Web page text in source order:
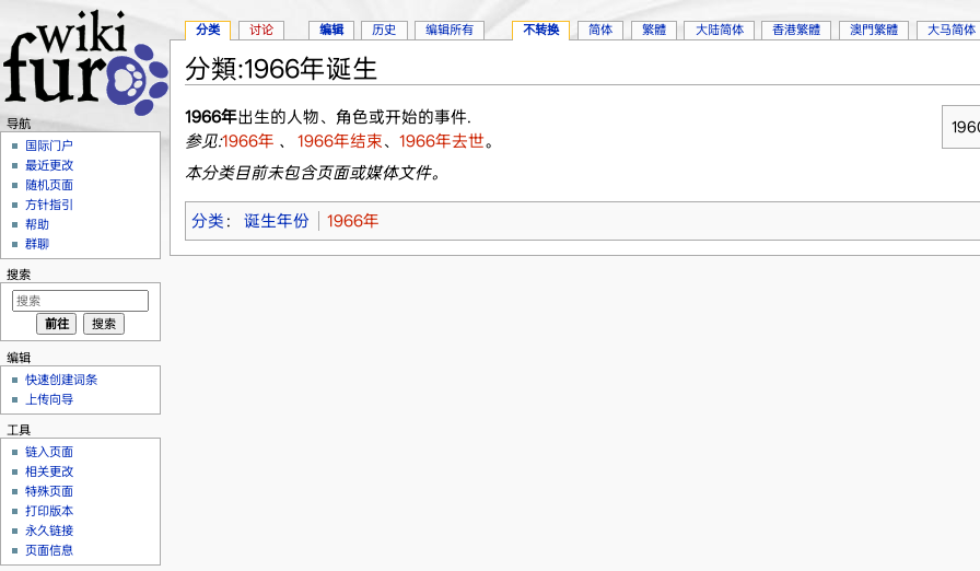
分類:1966年诞生
1966年出生的人物、角色或开始的事件.
参见:1966年 、 1966年结束、 1966年去世。
本分类目前未包含页面或媒体文件。
分类 ： 诞生年份 1966年
分类 讨论 编辑 历史 编辑所有 不转换 简体 繁體 大陆简体 香港繁體 澳門繁體 大马简体
导航
国际门户
最近更改
随机页面
方针指引
帮助
群聊
搜索
编辑
快速创建词条
上传向导
工具
链入页面
相关更改
特殊页面
打印版本
永久链接
页面信息